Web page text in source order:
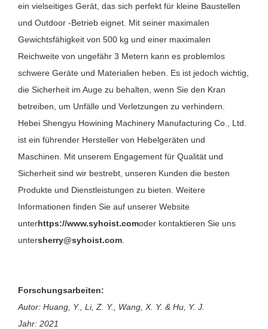
ein vielseitiges Gerät, das sich perfekt für kleine Baustellen
und Outdoor -Betrieb eignet. Mit seiner maximalen
Gewichtsfähigkeit von 500 kg und einer maximalen
Reichweite von ungefähr 3 Metern kann es problemlos
schwere Geräte und Materialien heben. Es ist jedoch wichtig,
die Sicherheit im Auge zu behalten, wenn Sie den Kran
betreiben, um Unfälle und Verletzungen zu verhindern.
Hebei Shengyu Howining Machinery Manufacturing Co., Ltd.
ist ein führender Hersteller von Hebelgeräten und
Maschinen. Mit unserem Engagement für Qualität und
Sicherheit sind wir bestrebt, unseren Kunden die besten
Produkte und Dienstleistungen zu bieten. Weitere
Informationen finden Sie auf unserer Website
unterhttps://www.syhoist.comoder kontaktieren Sie uns
untersherry@syhoist.com
Forschungsarbeiten:
Autor: Huang, Y., Li, Z. Y., Wang, X. Y. & Hu, Y. J.
Jahr: 2021